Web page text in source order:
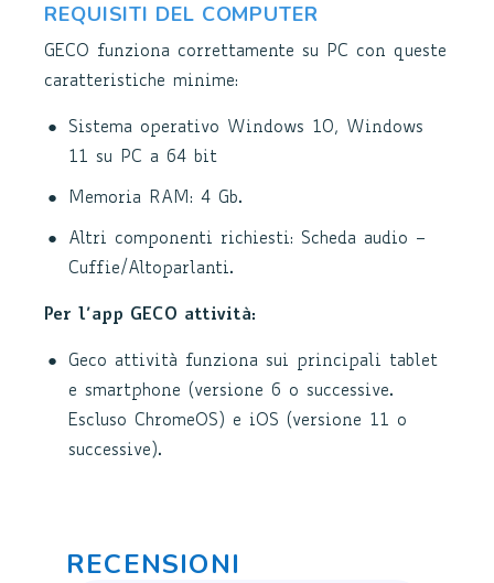
REQUISITI DEL COMPUTER
GECO funziona correttamente su PC con queste
caratteristiche minime:
Sistema operativo Windows 10, Windows
11 su PC a 64 bit
Memoria RAM: 4 Gb.
Altri componenti richiesti: Scheda audio –
Cuffie/Altoparlanti.
Per l’app GECO attività:
Geco attività funziona sui principali tablet
e smartphone (versione 6 o successive.
Escluso ChromeOS) e iOS (versione 11 o
successive).
RECENSIONI